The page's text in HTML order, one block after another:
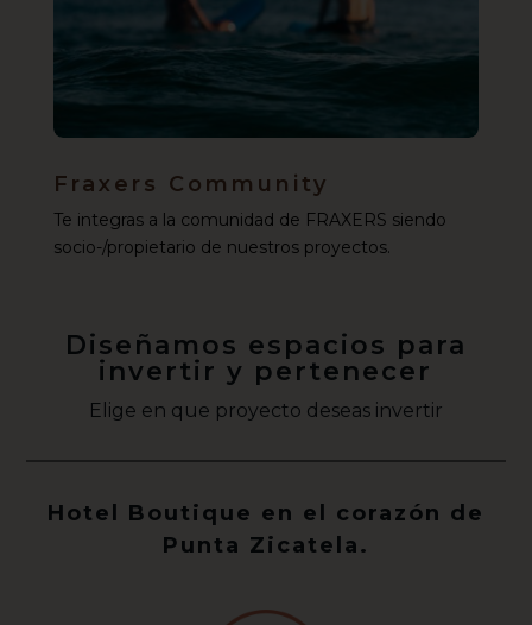
Fraxers Community
Te integras a la comunidad de FRAXERS siendo
socio-/propietario de nuestros proyectos.
Diseñamos espacios para
invertir y pertenecer
Elige en que proyecto deseas invertir
Hotel Boutique en el corazón de
Punta Zicatela.